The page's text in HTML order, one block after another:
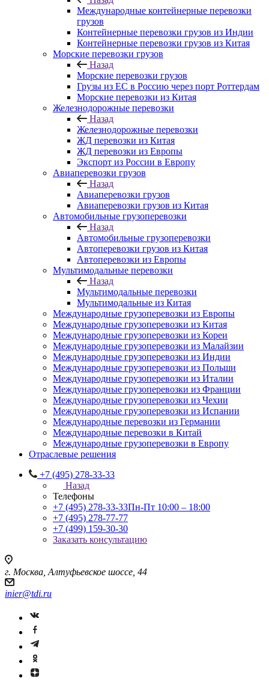
Международные контейнерные перевозки
грузов
Контейнерные перевозки грузов из Индии
Контейнерные перевозки грузов из Китая
Морские перевозки грузов
Назад
Морские перевозки грузов
Грузы из ЕС в Россию через порт Роттердам
Морские перевозки из Китая
Железнодорожные перевозки
Назад
Железнодорожные перевозки
ЖД перевозки из Китая
ЖД перевозки из Европы
Экспорт из России в Европу
Авиаперевозки грузов
Назад
Авиаперевозки грузов
Авиаперевозки грузов из Китая
Автомобильные грузоперевозки
Назад
Автомобильные грузоперевозки
Автоперевозки грузов из Китая
Автоперевозки из Европы
Мультимодальные перевозки
Назад
Мультимодальные перевозки
Мультимодальные из Китая
Международные грузоперевозки из Европы
Международные грузоперевозки из Китая
Международные грузоперевозки из Кореи
Международные грузоперевозки из Малайзии
Международные грузоперевозки из Индии
Международные грузоперевозки из Польши
Международные грузоперевозки из Италии
Международные грузоперевозки из Франции
Международные грузоперевозки из Чехии
Международные грузоперевозки из Испании
Международные перевозки из Германии
Международные перевозки в Китай
Международные грузоперевозки в Европу
Отраслевые решения
+7 (495) 278-33-33
Назад
Телефоны
+7 (495) 278-33-33Пн-Пт 10:00 – 18:00
+7 (495) 278-77-77
+7 (499) 159-30-30
Заказать консультацию
г. Москва, Алтуфьевское шоссе, 44
inier@tdi.ru